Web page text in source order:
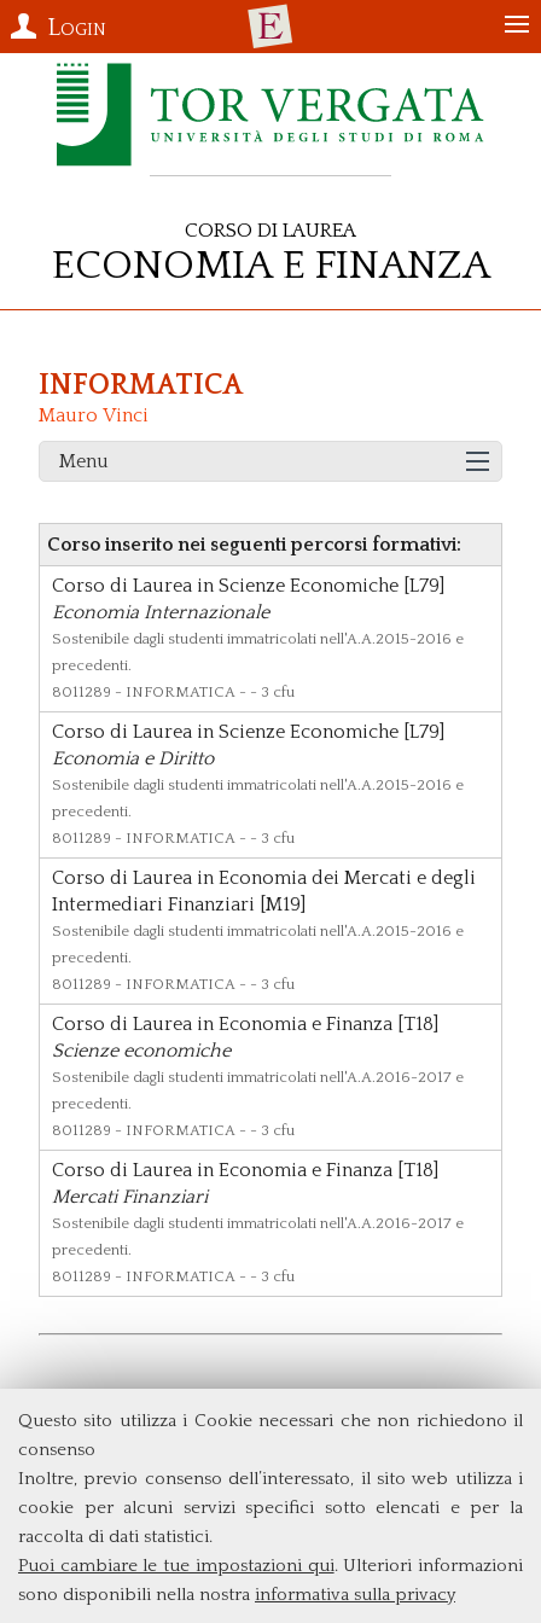
Questo sito utilizza i Cookie necessari che non richiedono il
consenso
Inoltre, previo consenso dell’interessato, il sito web utilizza i
cookie per alcuni servizi specifici sotto elencati e per la
raccolta di dati statistici.
Puoi cambiare le tue impostazioni qui. Ulteriori informazioni
sono disponibili nella nostra informativa sulla privacy
Login
Corso di Laurea
Economia e Finanza
INFORMATICA
Mauro Vinci
Menu
Corso inserito nei seguenti percorsi formativi:
Corso di Laurea in Scienze Economiche [L79]
Economia Internazionale
Sostenibile dagli studenti immatricolati nell'A.A.2015-2016 e
precedenti.
8011289 - INFORMATICA - - 3 cfu
Corso di Laurea in Scienze Economiche [L79]
Economia e Diritto
Sostenibile dagli studenti immatricolati nell'A.A.2015-2016 e
precedenti.
8011289 - INFORMATICA - - 3 cfu
Corso di Laurea in Economia dei Mercati e degli
Intermediari Finanziari [M19]
Sostenibile dagli studenti immatricolati nell'A.A.2015-2016 e
precedenti.
8011289 - INFORMATICA - - 3 cfu
Corso di Laurea in Economia e Finanza [T18]
Scienze economiche
Sostenibile dagli studenti immatricolati nell'A.A.2016-2017 e
precedenti.
8011289 - INFORMATICA - - 3 cfu
Corso di Laurea in Economia e Finanza [T18]
Mercati Finanziari
Sostenibile dagli studenti immatricolati nell'A.A.2016-2017 e
precedenti.
8011289 - INFORMATICA - - 3 cfu
Università degli Studi di Roma Tor Vergata
Via Columbia, 2
00133 Roma (Italia)
Tel. +39 06 7259 5715
triennio@clef.uniroma2.it